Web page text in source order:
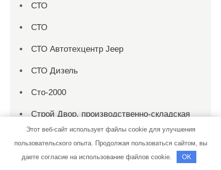
СТО
СТО
СТО Автотехцентр Jeep
СТО Дизель
Сто-2000
Строй Двор, производственно-складская
база
Талисман, гостиничный комплекс
Этот веб-сайт использует файлы cookie для улучшения
пользовательского опыта. Продолжая пользоваться сайтом, вы
даете согласие на использование файлов cookie.
OK